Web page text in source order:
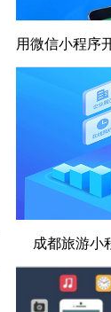
成都旅游小